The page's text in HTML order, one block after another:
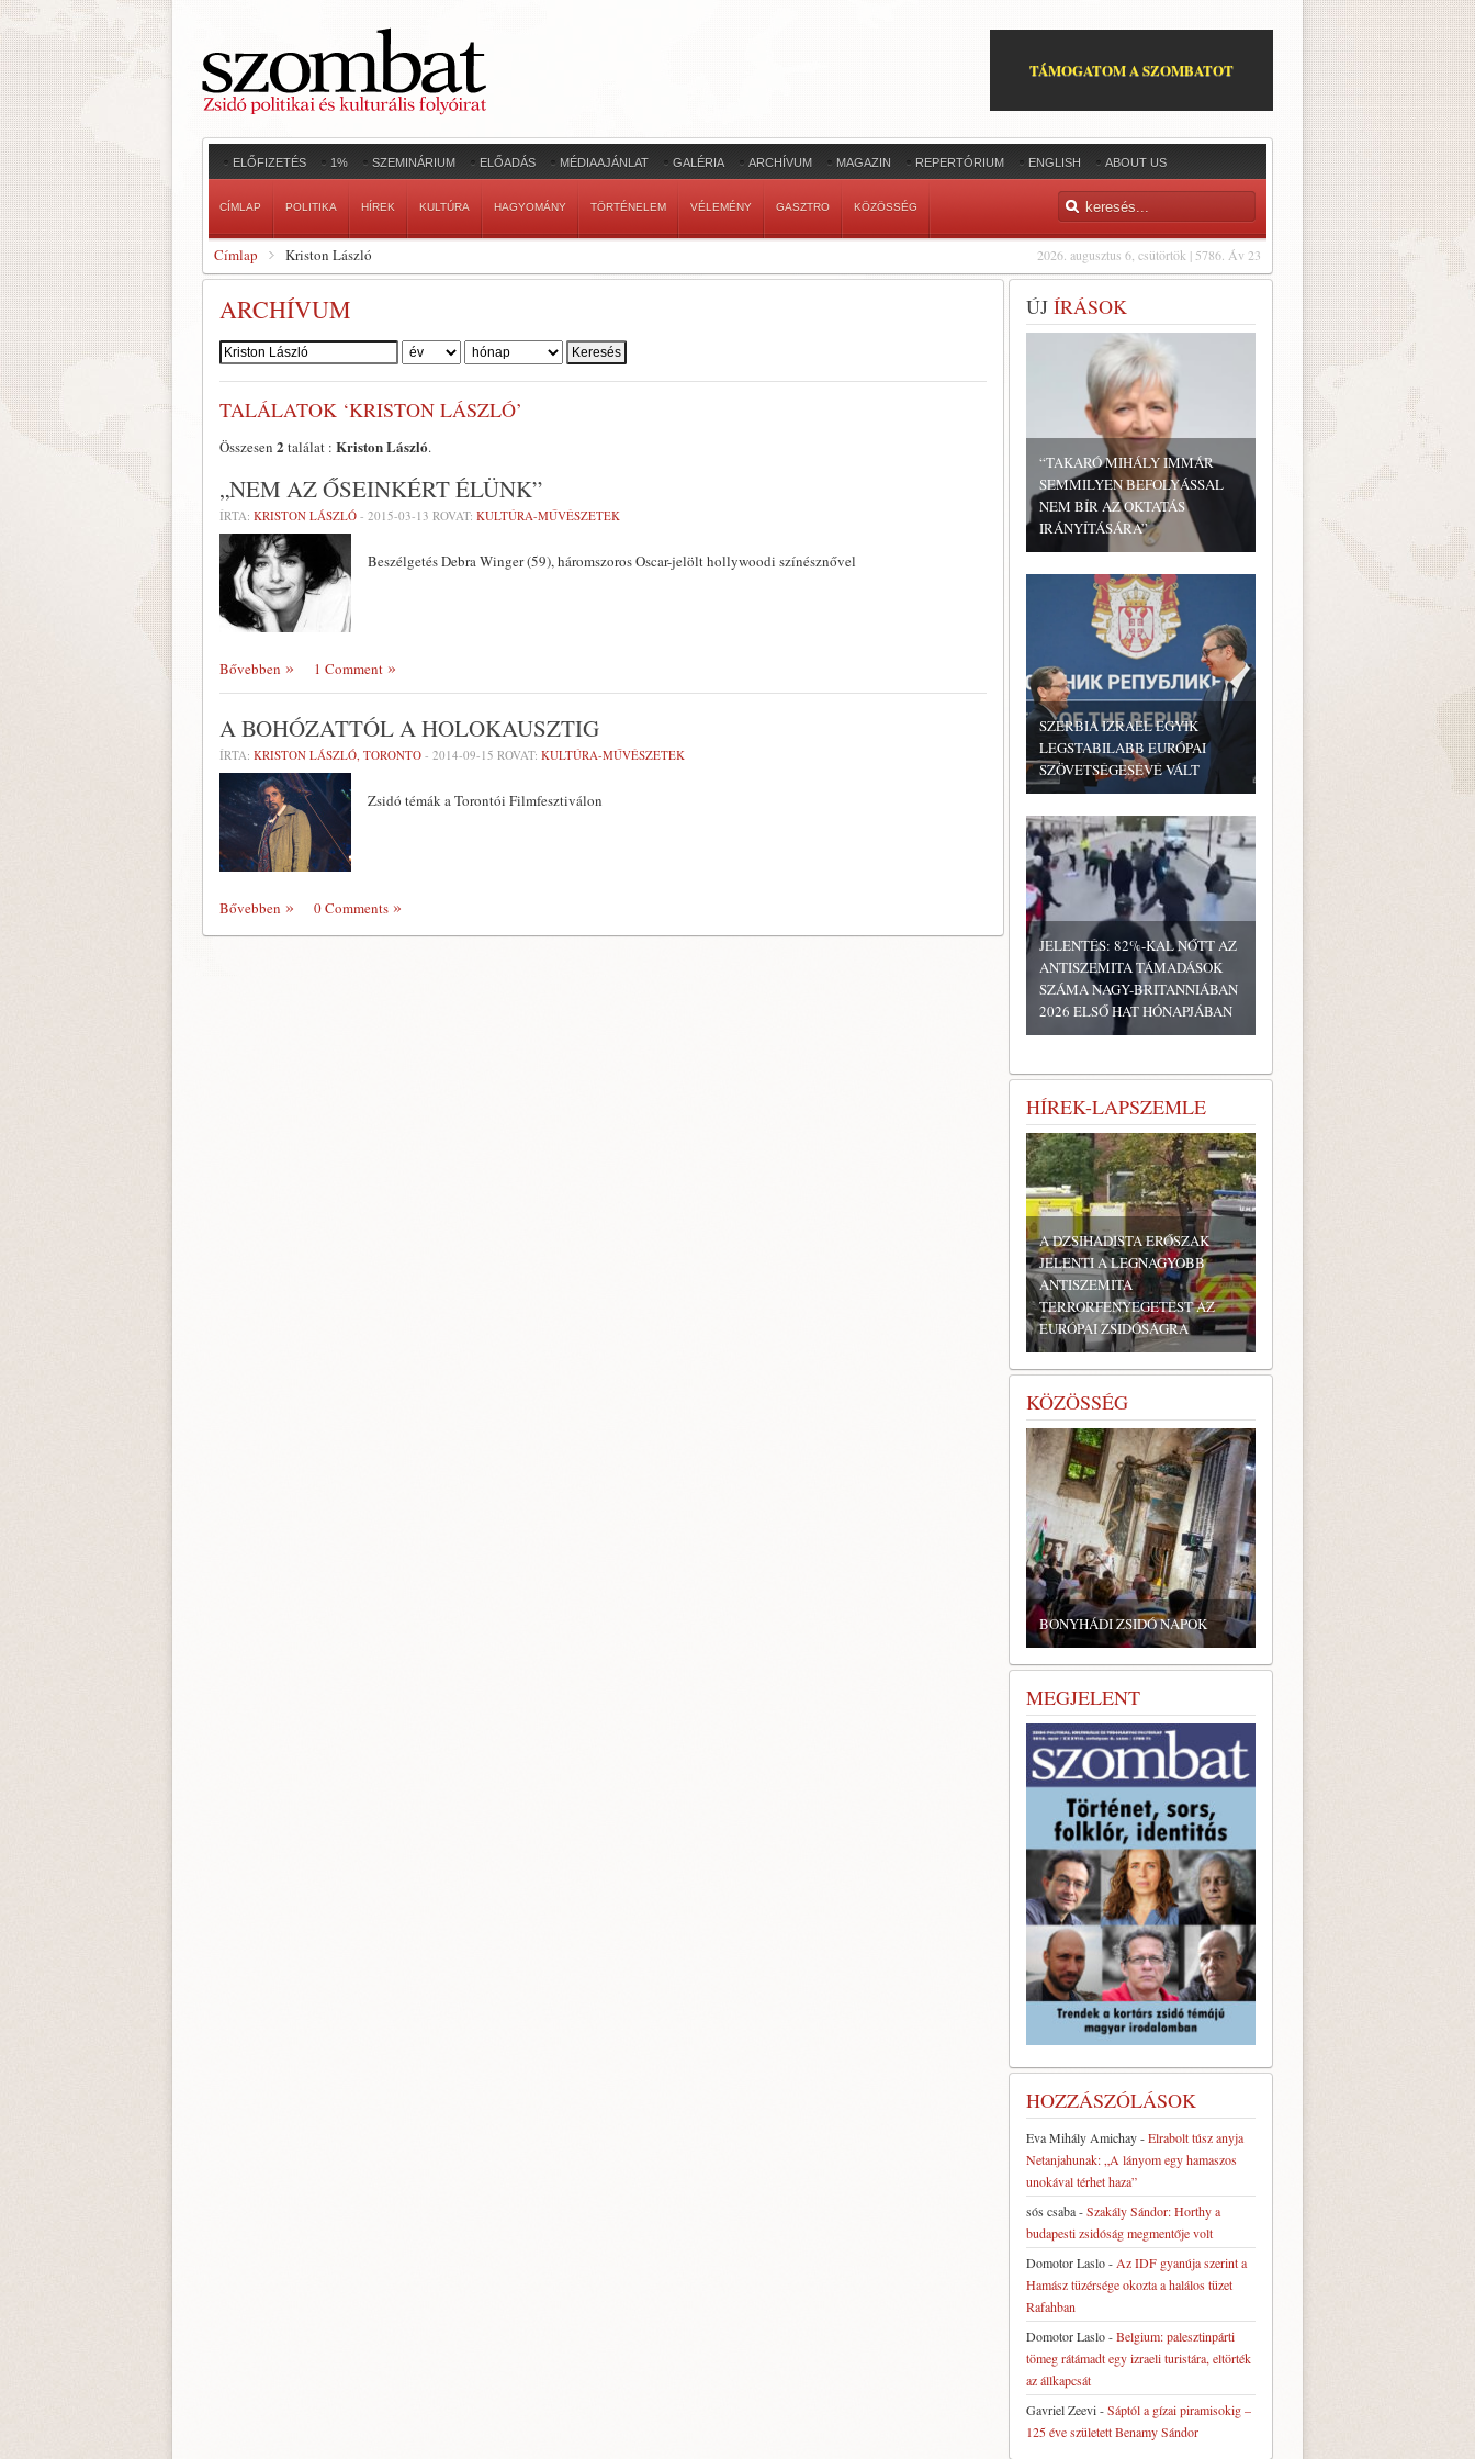
TÁMOGATOM A SZOMBATOT
ELŐFIZETÉS 1% SZEMINÁRIUM ELŐADÁS MÉDIAAJÁNLAT GALÉRIA ARCHÍVUM MAGAZIN REPERTÓRIUM ENGLISH ABOUT US
CÍMLAP POLITIKA HÍREK KULTÚRA HAGYOMÁNY TÖRTÉNELEM VÉLEMÉNY GASZTRO KÖZÖSSÉG
2026. augusztus 6, csütörtök | 5786. Áv 23
Címlap Kriston László
ARCHÍVUM
Szerző:
TALÁLATOK ‘KRISTON LÁSZLÓ’
Összesen 2 találat : Kriston László.
„NEM AZ ŐSEINKÉRT ÉLÜNK”
ÍRTA: KRISTON LÁSZLÓ - 2015-03-13 ROVAT: KULTÚRA-MŰVÉSZETEK
Beszélgetés Debra Winger (59), háromszoros Oscar-jelölt hollywoodi színésznővel
Bővebben 1 Comment
A BOHÓZATTÓL A HOLOKAUSZTIG
ÍRTA: KRISTON LÁSZLÓ, TORONTO - 2014-09-15 ROVAT: KULTÚRA-MŰVÉSZETEK
Zsidó témák a Torontói Filmfesztiválon
Bővebben 0 Comments
ÚJ ÍRÁSOK
“TAKARÓ MIHÁLY IMMÁR
SEMMILYEN BEFOLYÁSSAL
NEM BÍR AZ OKTATÁS
IRÁNYÍTÁSÁRA”
SZERBIA IZRAEL EGYIK
LEGSTABILABB EURÓPAI
SZÖVETSÉGESÉVÉ VÁLT
JELENTÉS: 82%-KAL NŐTT AZ
ANTISZEMITA TÁMADÁSOK
SZÁMA NAGY-BRITANNIÁBAN
2026 ELSŐ HAT HÓNAPJÁBAN
HÍREK-LAPSZEMLE
A DZSIHADISTA ERŐSZAK
JELENTI A LEGNAGYOBB
ANTISZEMITA
TERRORFENYEGETÉST AZ
EURÓPAI ZSIDÓSÁGRA
KÖZÖSSÉG
BONYHÁDI ZSIDÓ NAPOK
MEGJELENT
HOZZÁSZÓLÁSOK
Eva Mihály Amichay-Elrabolt túsz anyja
Netanjahunak: „A lányom egy hamaszos
unokával térhet haza”
sós csaba-Szakály Sándor: Horthy a
budapesti zsidóság megmentője volt
Domotor Laslo- Az IDF gyanúja szerint a
Hamász tüzérsége okozta a halálos tüzet
Rafahban
Domotor Laslo-Belgium: palesztinpárti
tömeg rátámadt egy izraeli turistára, eltörték
az állkapcsát
Gavriel Zeevi-Sáptól a gízai piramisokig –
125 éve született Benamy Sándor